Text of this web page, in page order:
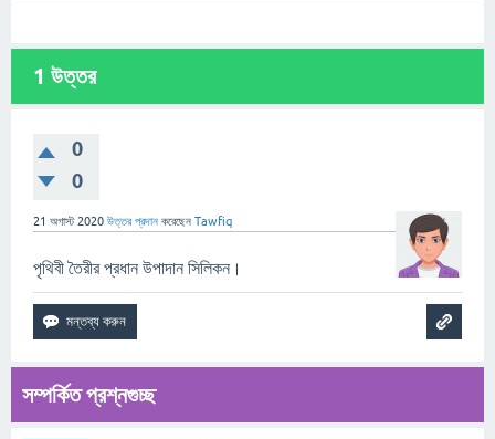
1 উত্তর
0
0
21 অগাস্ট 2020 উত্তর প্রদান করেছেন Tawfiq
পৃথিবী তৈরীর প্রধান উপাদান সিলিকন।
সম্পর্কিত প্রশ্নগুচ্ছ